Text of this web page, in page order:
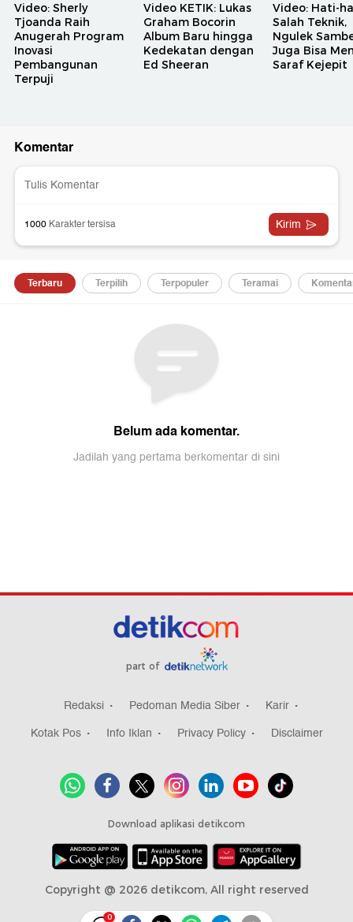
Video: Sherly
Tjoanda Raih
Anugerah Program
Inovasi
Pembangunan
Terpuji
Video KETIK: Lukas
Graham Bocorin
Album Baru hingga
Kedekatan dengan
Ed Sheeran
Video: Hati-
Salah Teknik,
Ngulek
Juga Bisa
Saraf Kejepit
0
part of
Redaksi Pedoman Media Siber
Karir
Kotak Pos
Info Iklan Privacy Policy Disclaimer
Download aplikasi detikcom
Copyright @ 2026 detikcom, All right reserved